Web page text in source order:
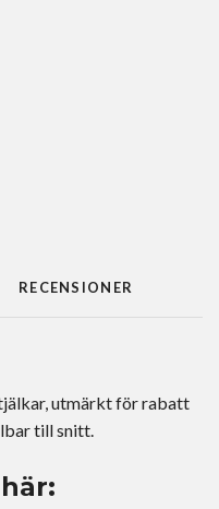
RECENSIONER
utmärkt för rabatt
till snitt.